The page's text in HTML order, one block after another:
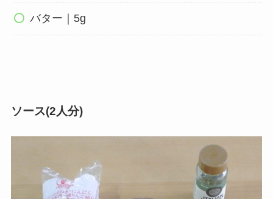
バター｜5g
ソース(2人分)